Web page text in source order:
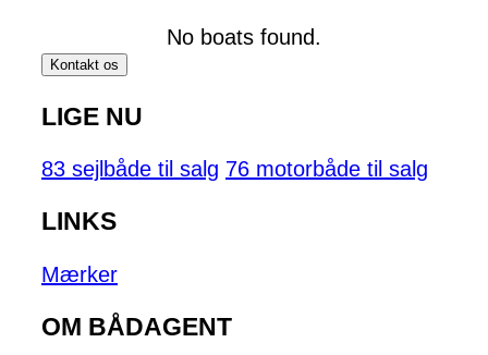
No boats found.
Kontakt os
LIGE NU
83 sejlbåde til salg 76 motorbåde til salg
LINKS
Mærker
OM BÅDAGENT